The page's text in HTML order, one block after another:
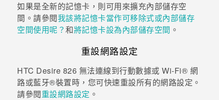
如果是全新的記憶卡，則可用來擴充內部儲存空
間。請參閱我該將記憶卡當作可移除式或內部儲存
空間使用呢？和將記憶卡設為內部儲存空間 。
重設網路設定
HTC Desire 826 無法連線到行動數據或 Wi-Fi® 網
路或藍牙®裝置時，您可快速重設所有的網路設定。
請參閱重設網路設定 。